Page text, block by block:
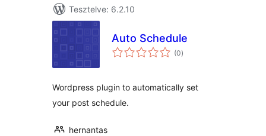
Tesztelve: 6.2.10
Auto Schedule
(0értékelés
összesen
)
Wordpress plugin to automatically set
your post schedule.
hernantas